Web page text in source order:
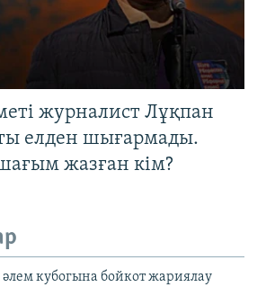
журналист Лұқпан
елден шығармады.
жазған кім?
кубогына бойкот жариялау